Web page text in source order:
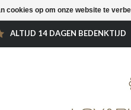
ALTIJD 14 DAGEN BEDENKTIJD
cookies op om onze website te